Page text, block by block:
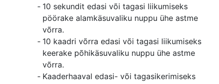
10 sekundit edasi või tagasi liikumiseks
pöörake alamkäsuvaliku nuppu ühe astme
võrra.
10 kaadri võrra edasi või tagasi liikumiseks
keerake põhikäsuvaliku nuppu ühe astme
võrra.
Kaaderhaaval edasi- või tagasikerimiseks